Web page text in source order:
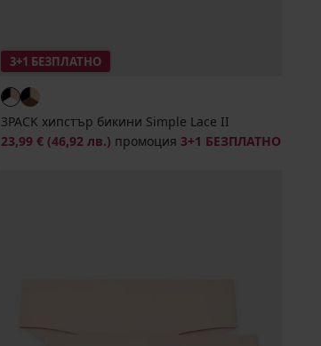
3+1 БЕЗПЛАТНО
3PACK хипстър бикини Simple Lace II
23,99 € (46,92 лв.) промоция 3+1 БЕЗПЛАТНО